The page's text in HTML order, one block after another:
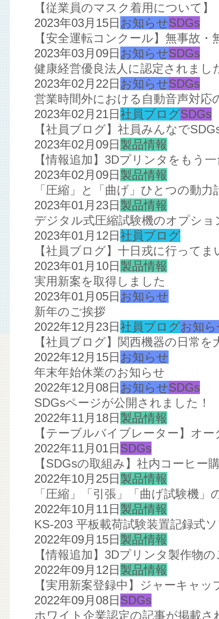
【従業員のマスク着用について】
2023年03月15日 お知らせSDGs
【安全運転コンクール】無事故・
2023年03月09日 お知らせSDGs
健康経営優良法人に認定されまし
2023年02月22日 お知らせSDGs
営業時間外における自動音声対応
2023年02月21日 社員ブログSDGs
【社員ブログ】社員みんなで
2023年02月09日 製品情報
【情報追加】3Dプリンタをもう
2023年02月09日 製品情報
「圧縮」と「曲げ」ひとつの動
2023年01月23日 製品情報
デジタル式圧縮試験機のオプショ
2023年01月12日 社員ブログ
【社員ブログ】十日戎に行って
2023年01月10日 製品情報
実用新案を取得しました
2023年01月05日 お知らせ
新年のご挨拶
2022年12月23日 社員ブログお知
【社員ブログ】関西機器の日常を
2022年12月15日 お知らせ
年末年始休業のお知らせ
2022年12月08日 お知らせSDGs
SDGsページが公開されました！
2022年11月18日 製品情報
【テーブルバイブレーター】オ
2022年11月01日 SDGs
【SDGsの取組み】社内コーヒー
2022年10月25日 製品情報
「圧縮」「引張」「曲げ試験機
2022年10月11日 製品情報
KS-203 平板載荷試験装置記録式
2022年09月15日 製品情報
【情報追加】3Dプリンタ製作物
2022年09月12日 製品情報
【実用新案登録中】ジャーキャッ
2022年09月08日 SDGs
ホワイト企業認定の記事が掲載さ